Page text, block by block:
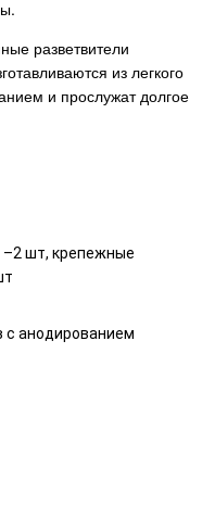
разветвители
из легкого
и прослужат долгое
шт, крепежные
анодированием